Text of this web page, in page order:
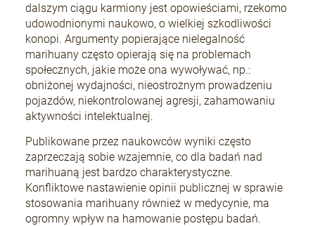
dalszym ciągu karmiony jest opowieściami, rzekomo
udowodnionymi naukowo, o wielkiej szkodliwości
konopi. Argumenty popierające nielegalność
marihuany często opierają się na problemach
społecznych, jakie może ona wywoływać, np.:
obniżonej wydajności, nieostrożnym prowadzeniu
pojazdów, niekontrolowanej agresji, zahamowaniu
aktywności intelektualnej.
Publikowane przez naukowców wyniki często
zaprzeczają sobie wzajemnie, co dla badań nad
marihuaną jest bardzo charakterystyczne.
Konfliktowe nastawienie opinii publicznej w sprawie
stosowania marihuany również w medycynie, ma
ogromny wpływ na hamowanie postępu badań.